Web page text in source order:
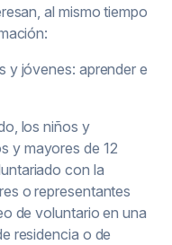
al mismo tiempo
y jóvenes: aprender e
los niños y
y mayores de 12
con la
o representantes
de voluntario en una
residencia o de